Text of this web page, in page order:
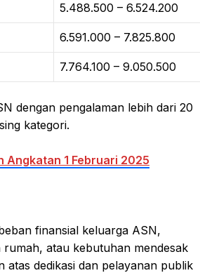
5.488.500 – 6.524.200
6.591.000 – 7.825.800
7.764.100 – 9.050.500
dengan pengalaman lebih dari 20
kategori.
Angkatan 1 Februari 2025
finansial keluarga ASN,
atau kebutuhan mendesak
atas dedikasi dan pelayanan publik